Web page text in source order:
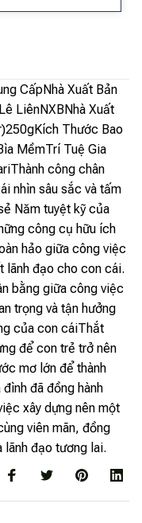
CấpNhà Xuất Bản
LiênNXBNhà Xuất
Thước Bao
MềmTrí Tuệ Gia
công chân
nhìn sâu sắc và tấm
Năm tuyệt kỹ của
công cụ hữu ích
hảo giữa công việc
lãnh đạo cho con cái.
bằng giữa công việc
trọng và tận hưởng
của con cáiThắt
để con trẻ trở nên
mơ lớn để thành
đã đồng hành
xây dựng nên một
viên mãn, đồng
lãnh đạo tương lai.